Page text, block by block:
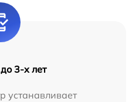
3-х лет
устанавливает